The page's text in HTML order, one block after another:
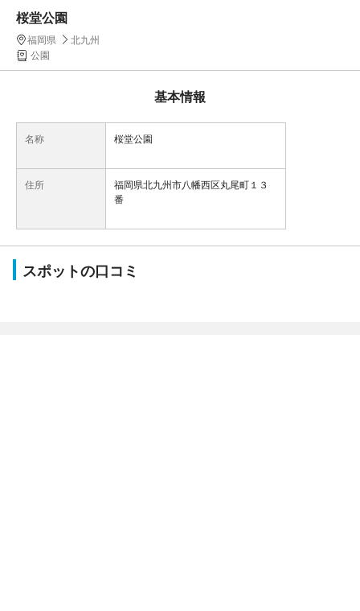
桜堂公園
福岡県
北九州
公園
基本情報
名称 桜堂公園
住所
福岡県北九州市八幡西区丸尾町１３
番
スポットの口コミ